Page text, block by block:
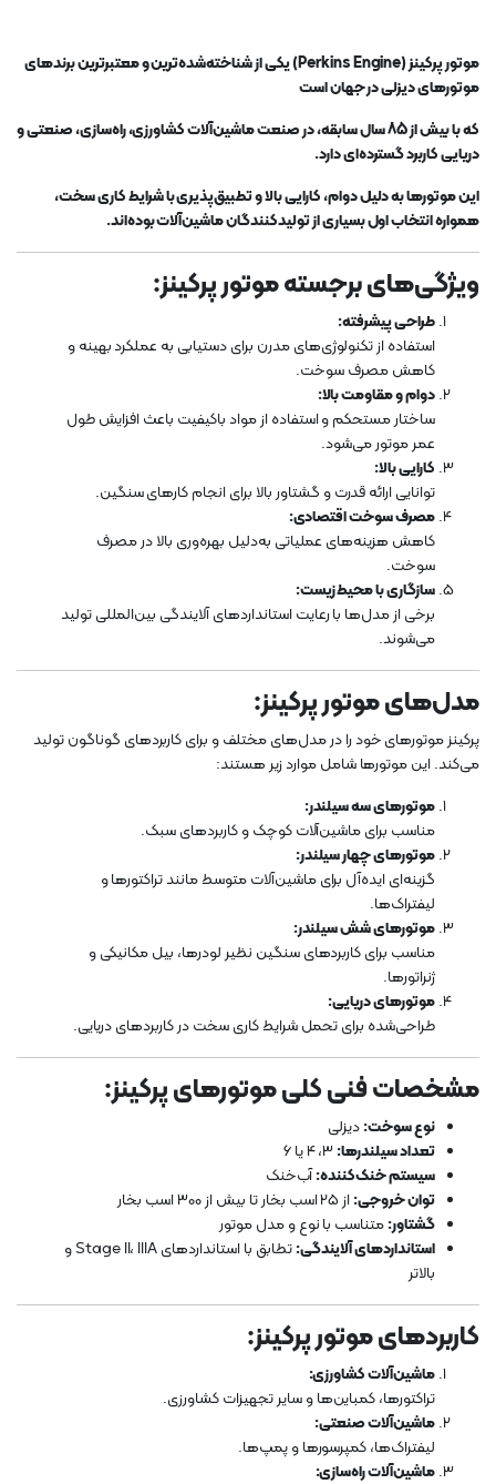
موتور پرکینز (Perkins Engine) یکی از شناخته‌شده‌ترین و معتبرترین برندهای
موتورهای دیزلی در جهان است
که با بیش از 85 سال سابقه، در صنعت ماشین‌آلات کشاورزی، راه‌سازی، صنعتی و
دریایی کاربرد گسترده‌ای دارد.
این موتورها به دلیل دوام، کارایی بالا و تطبیق‌پذیری با شرایط کاری سخت،
همواره انتخاب اول بسیاری از تولیدکنندگان ماشین‌آلات بوده‌اند.
ویژگی‌های برجسته موتور پرکینز:
طراحی پیشرفته:
استفاده از تکنولوژی‌های مدرن برای دستیابی به عملکرد بهینه و
کاهش مصرف سوخت.
دوام و مقاومت بالا:
ساختار مستحکم و استفاده از مواد باکیفیت باعث افزایش طول
عمر موتور می‌شود.
کارایی بالا:
توانایی ارائه قدرت و گشتاور بالا برای انجام کارهای سنگین.
مصرف سوخت اقتصادی:
کاهش هزینه‌های عملیاتی به‌دلیل بهره‌وری بالا در مصرف
سوخت.
سازگاری با محیط زیست:
برخی از مدل‌ها با رعایت استانداردهای آلایندگی بین‌المللی تولید
می‌شوند.
مدل‌های موتور پرکینز:
پرکینز موتورهای خود را در مدل‌های مختلف و برای کاربردهای گوناگون تولید
می‌کند. این موتورها شامل موارد زیر هستند:
موتورهای سه سیلندر:
مناسب برای ماشین‌آلات کوچک و کاربردهای سبک.
موتورهای چهار سیلندر:
گزینه‌ای ایده‌آل برای ماشین‌آلات متوسط مانند تراکتورها و
لیفتراک‌ها.
موتورهای شش سیلندر:
مناسب برای کاربردهای سنگین نظیر لودرها، بیل مکانیکی و
ژنراتورها.
موتورهای دریایی:
طراحی‌شده برای تحمل شرایط کاری سخت در کاربردهای دریایی.
مشخصات فنی کلی موتورهای پرکینز:
نوع سوخت:دیزلی
تعداد سیلندرها:
سیستم خنک‌کننده:آب‌خنک
توان خروجی:از 25 اسب بخار تا بیش از 300 اسب بخار
گشتاور:متناسب با نوع و مدل موتور
استانداردهای آلایندگی:
تطابق با استانداردهای Stage II، IIIA و
بالاتر
کاربردهای موتور پرکینز:
ماشین‌آلات کشاورزی:
تراکتورها، کمباین‌ها و سایر تجهیزات کشاورزی.
ماشین‌آلات صنعتی:
لیفتراک‌ها، کمپرسورها و پمپ‌ها.
ماشین‌آلات راه‌سازی: